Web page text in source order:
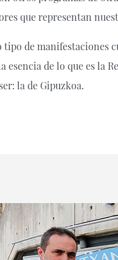
que representan
de manifestaciones
de lo que es la
la de Gipuzkoa.